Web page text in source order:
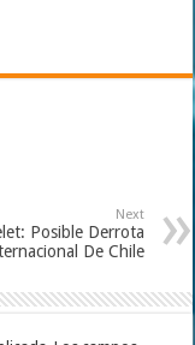
Next
Posible Derrota
De Chile